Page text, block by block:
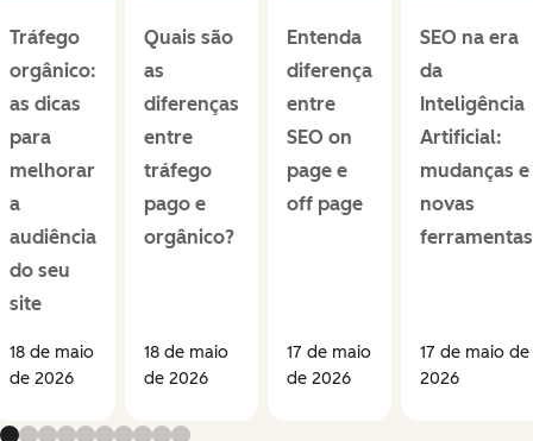
Tráfego
orgânico:
as dicas
para
melhorar
a
audiência
do seu
site
18 de maio
de 2026
Quais são
as
diferenças
entre
tráfego
pago e
orgânico?
18 de maio
de 2026
Entenda
diferença
entre
SEO on
page e
off page
17 de maio
de 2026
SEO na era
da
Inteligência
Artificial:
mudanças e
novas
ferramentas
17 de maio de
2026